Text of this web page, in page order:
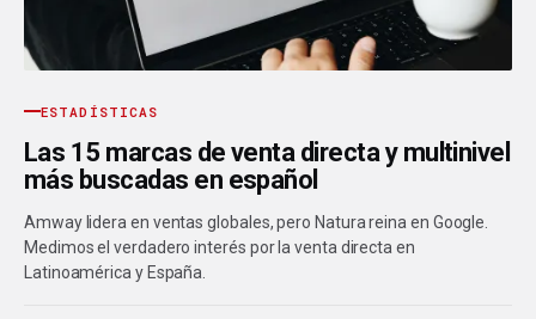
ESTADÍSTICAS
Las 15 marcas de venta directa y multinivel
más buscadas en español
Amway lidera en ventas globales, pero Natura reina en Google.
Medimos el verdadero interés por la venta directa en
Latinoamérica y España.